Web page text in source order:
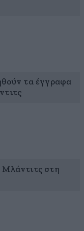
τα έγγραφα
Μλάντιτς στη